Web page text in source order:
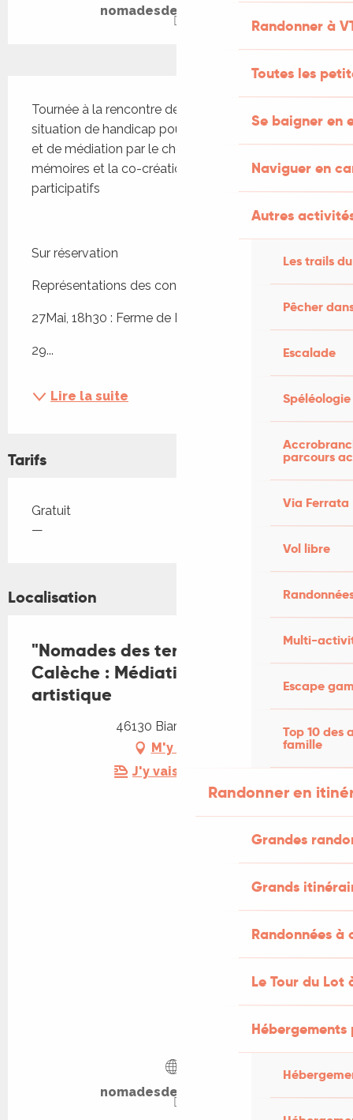
Randonner à
Toutes les
Se baigner en
Naviguer en
Autres
Les trails
Pêcher
Escalade
Spéléologie
parcours
Via Ferrata
Vol libre
Multi-
Escape
Top 10 des
famille
Randonner en
Grandes
Grands
Randonnées
Le Tour du Lot
nomadesdesterres.org
Tournée à la rencontre des personnes âgées et en
situation de handicap pour des ateliers artistiques
et de médiation par le cheval pour un recueil des
mémoires et la co-création de spectacles
participatifs
Sur réservation
Représentations des conteuses :
27Mai, 18h30 : Ferme de Louisotte, Bétaille
29...
Lire la suite
Tarifs
Tarifs 2026
Gratuit
—
Localisation
"Nomades des terres" : Tournée en
Calèche : Médiation vivante et
artistique
46130 Biars-sur-Cère
M'y rendre
J'y vais en train !
nomadesdesterres.org